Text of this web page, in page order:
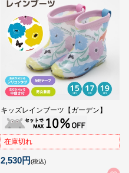
キッズレインブーツ【ガーデン】
在庫切れ
2,530円(税込)